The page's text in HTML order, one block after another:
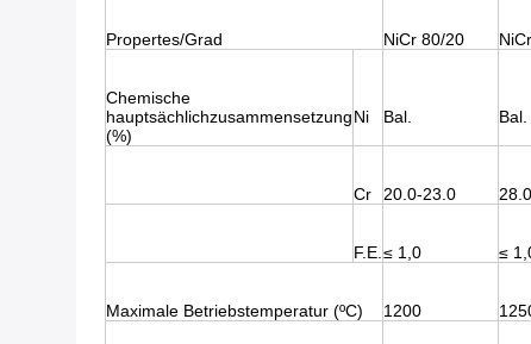
Propertes/Grad NiCr 80/20
Chemische
hauptsächlichzusammensetzung
(%)
Ni Bal. Bal.
Cr 20.0-23.0
F.E. ≤ 1,0 ≤
Maximale Betriebstemperatur (ºC) 1200